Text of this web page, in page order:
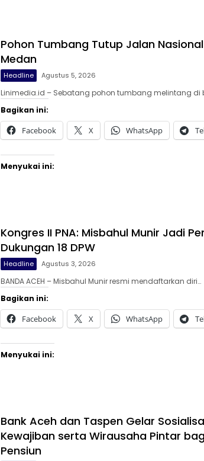
Pohon Tumbang Tutup Jalan
Medan
Headline Agustus 5, 2026
Linimedia.id – Sebatang pohon tumbang melintang di
Bagikan ini:
Facebook X WhatsApp
Menyukai ini:
Kongres II PNA: Misbahul Munir Jadi
Dukungan 18 DPW
Headline Agustus 3, 2026
BANDA ACEH – Misbahul Munir resmi mendaftarkan diri…
Bagikan ini:
Facebook X WhatsApp
Menyukai ini:
Bank Aceh dan Taspen Gelar
Kewajiban serta Wirausaha Pintar
Pensiun